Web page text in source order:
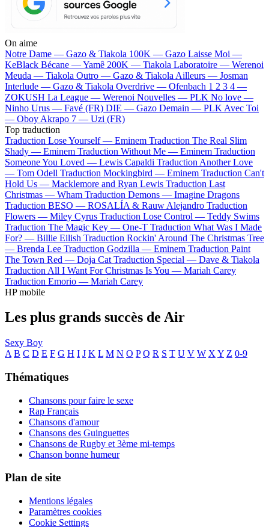
On aime
Notre Dame — Gazo & Tiakola 100K — Gazo Laisse Moi —
KeBlack Bécane —Yamê 200K — Tiakola Laboratoire — Werenoi
Meuda — Tiakola Outro — Gazo & Tiakola Ailleurs — Josman
Interlude — Gazo & Tiakola Overdrive — Ofenbach 1 2 3 4 —
ZOKUSH La League — Werenoi Nouvelles — PLK No love —
Ninho Urus — Favé (FR) DIE — Gazo Demain — PLK Avec Toi
— Oboy Akrapo 7 — Uzi (FR)
Top traduction
Traduction Lose Yourself — Eminem Traduction The Real Slim
Shady — Eminem Traduction Without Me — Eminem Traduction
Someone You Loved — Lewis Capaldi Traduction Another Love
— Tom Odell Traduction Mockingbird — Eminem Traduction Can't
Hold Us — Macklemore and Ryan Lewis Traduction Last
Christmas — Wham Traduction Demons — Imagine Dragons
Traduction BESO — ROSALÍA & Rauw Alejandro Traduction
Flowers — Miley Cyrus Traduction Lose Control — Teddy Swims
Traduction The Magic Key — One-T Traduction What Was I Made
For? — Billie Eilish Traduction Rockin' Around The Christmas Tree
— Brenda Lee Traduction Godzilla — Eminem Traduction Paint
The Town Red — Doja Cat Traduction Special — Dave & Tiakola
Traduction All I Want For Christmas Is You — Mariah Carey
Traduction Emorio — Mariah Carey
HP mobile
Les plus grands succès de Air
Sexy Boy
A B C D E F G H I J K L M N O P Q R S T U V W X Y Z 0-9
Thématiques
Chansons pour faire le sexe
Rap Français
Chansons d'amour
Chansons des Guinguettes
Chansons de Rugby et 3ème mi-temps
Chanson bonne humeur
Plan de site
Mentions légales
Paramètres cookies
Cookie Settings